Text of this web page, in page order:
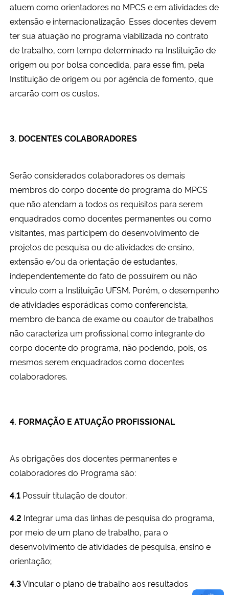
atuem como orientadores no MPCS e em atividades de
extensão e internacionalização. Esses docentes devem
ter sua atuação no programa viabilizada no contrato
de trabalho, com tempo determinado na Instituição de
origem ou por bolsa concedida, para esse fim, pela
Instituição de origem ou por agência de fomento, que
arcarão com os custos.
3. DOCENTES COLABORADORES
Serão considerados colaboradores os demais
membros do corpo docente do programa do MPCS
que não atendam a todos os requisitos para serem
enquadrados como docentes permanentes ou como
visitantes, mas participem do desenvolvimento de
projetos de pesquisa ou de atividades de ensino,
extensão e/ou da orientação de estudantes,
independentemente do fato de possuírem ou não
vínculo com a Instituição UFSM. Porém, o desempenho
de atividades esporádicas como conferencista,
membro de banca de exame ou coautor de trabalhos
não caracteriza um profissional como integrante do
corpo docente do programa, não podendo, pois, os
mesmos serem enquadrados como docentes
colaboradores.
4. FORMAÇÃO E ATUAÇÃO PROFISSIONAL
As obrigações dos docentes permanentes e
colaboradores do Programa são:
4.1 Possuir titulação de doutor;
4.2 Integrar uma das linhas de pesquisa do programa,
por meio de um plano de trabalho, para o
desenvolvimento de atividades de pesquisa, ensino e
orientação;
4.3Vincular o plano de trabalho aos resultados